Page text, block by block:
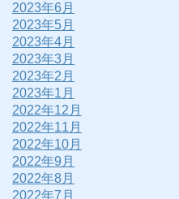
2023年6月
2023年5月
2023年4月
2023年3月
2023年2月
2023年1月
2022年12月
2022年11月
2022年10月
2022年9月
2022年8月
2022年7月